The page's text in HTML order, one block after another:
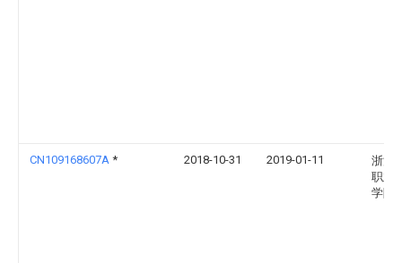
CN109168607A * 2018-10-31 2019-01-11
浙江
职业
学院